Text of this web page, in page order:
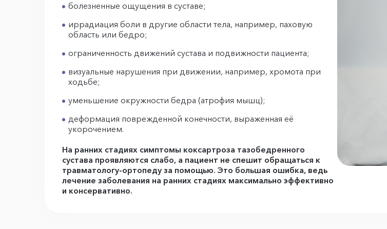
болезненные ощущения в суставе;
иррадиация боли в другие области тела, например, паховую
область или бедро;
ограниченность движений сустава и подвижности пациента;
визуальные нарушения при движении, например, хромота при
ходьбе;
уменьшение окружности бедра (атрофия мышц);
деформация поврежденной конечности, выраженная её
укорочением.
На ранних стадиях симптомы коксартроза тазобедренного
сустава проявляются слабо, а пациент не спешит обращаться к
травматологу-ортопеду за помощью. Это большая ошибка, ведь
лечение заболевания на ранних стадиях максимально эффективно
и консервативно.